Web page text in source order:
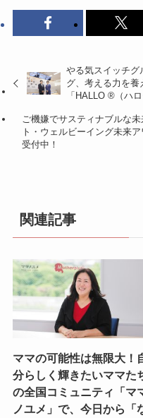
やる気スイッチグ
グ、考える力を
「HALLO ®（ハ
ご機嫌でサスティナブルな
ト・ウェルビーイング未来
受付中！
関連記事
ママの可能性は無限大！
分らしく輝きたいママた
の全国コミュニティ「マ
ノユメ」で、今日から「